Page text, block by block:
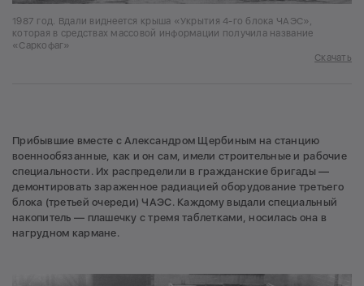
1987 год. Вдали виднеется крыша «Укрытия 4-го блока ЧАЭС»,
которая в средствах массовой информации получила название
«Саркофаг»
Скачать
Прибывшие вместе с Александром Щербиным на станцию
военнообязанные, как и он сам, имели строительные и рабочие
специальности. Их распределили в гражданские бригады —
демонтировать зараженное радиацией оборудование третьего
блока (третьей очереди) ЧАЭС. Каждому выдали специальный
накопитель — плашечку с тремя таблетками, носилась она в
нагрудном кармане.